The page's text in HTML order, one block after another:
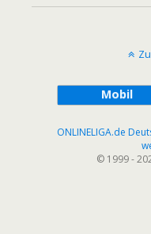
Mobil
ONLINELIGA.de
© 1999 -